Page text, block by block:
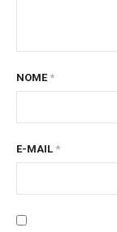
NOME *
E-MAIL *